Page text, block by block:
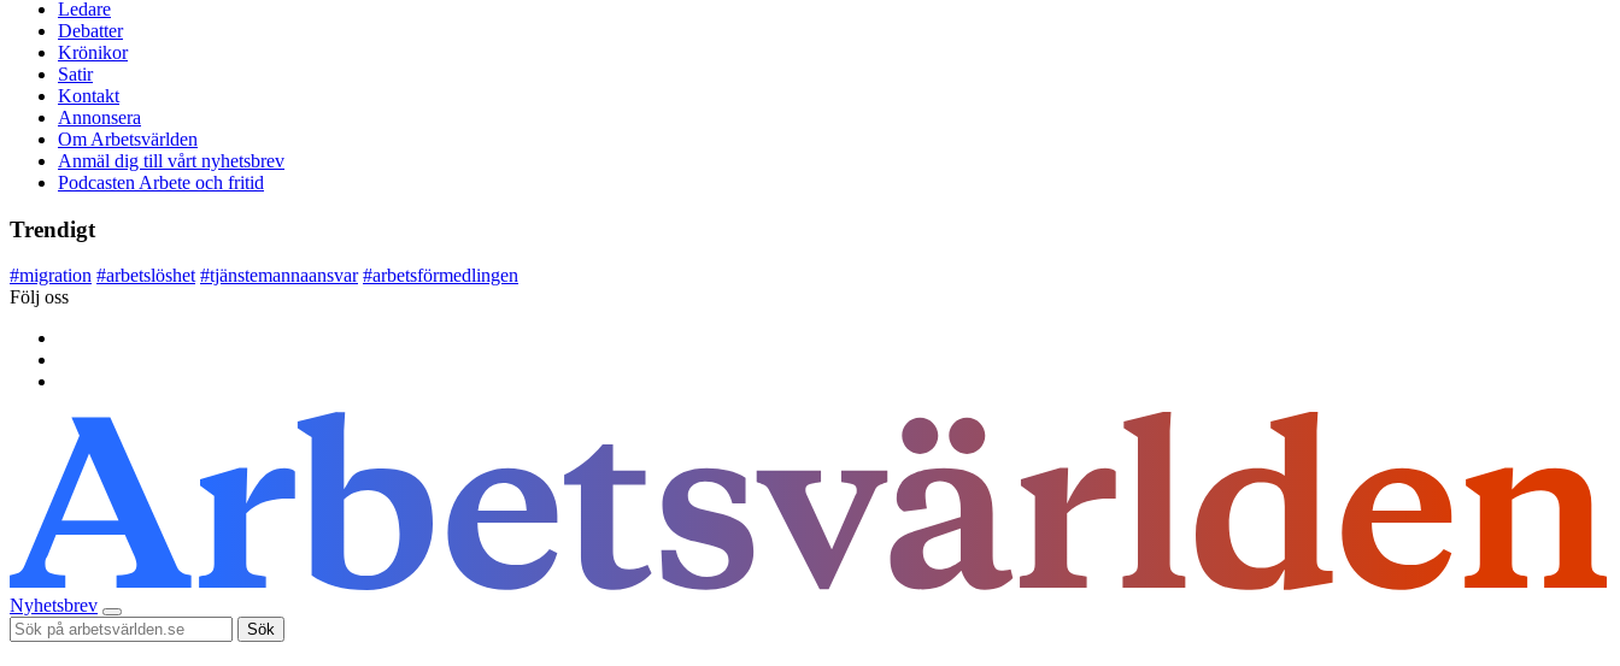
Ledare
Debatter
Krönikor
Satir
Kontakt
Annonsera
Om Arbetsvärlden
Anmäl dig till vårt nyhetsbrev
Podcasten Arbete och fritid
Trendigt
#migration #arbetslöshet #tjänstemannaansvar #arbetsförmedlingen
Följ oss
Nyhetsbrev
Sök